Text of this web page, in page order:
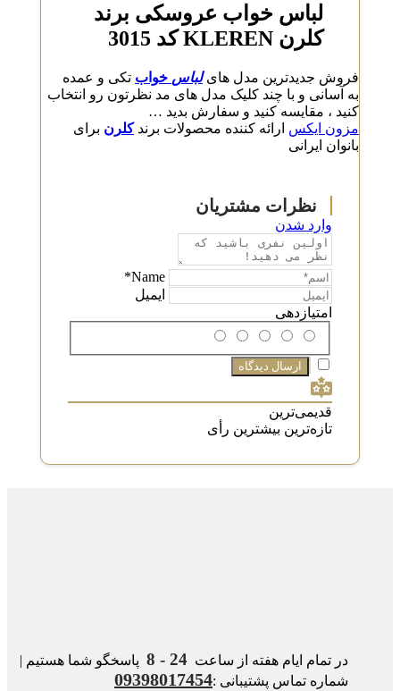
لباس خواب عروسکی برند
کلرن KLEREN کد 3015
فروش جدیدترین مدل های لباس خوابتکی و عمده
به آسانی و با چند کلیک مدل های مد نظرتون رو انتخاب
کنید ، مقایسه کنید و سفارش بدید …
مزون ایکس ارائه کننده محصولات برند کلرنبرای
بانوان ایرانی
وارد شدن
Name*
امتیازدهی
قدیمی‌ترین
تازه‌ترین بیشترین رأی
در تمام ایام هفته از ساعت24 - 8
پاسخگو شما هستیم |
شماره تماس پشتیبانی :09398017454